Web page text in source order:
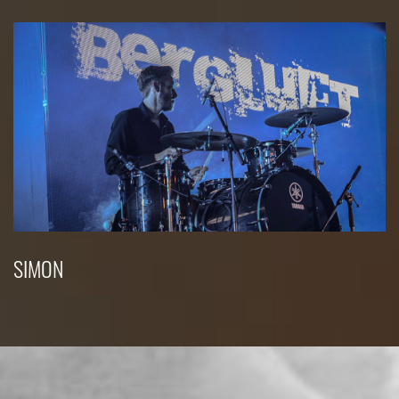
SIMON